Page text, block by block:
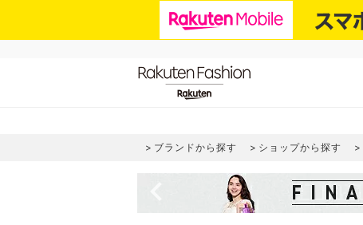
ブランドから探す ショップから探す